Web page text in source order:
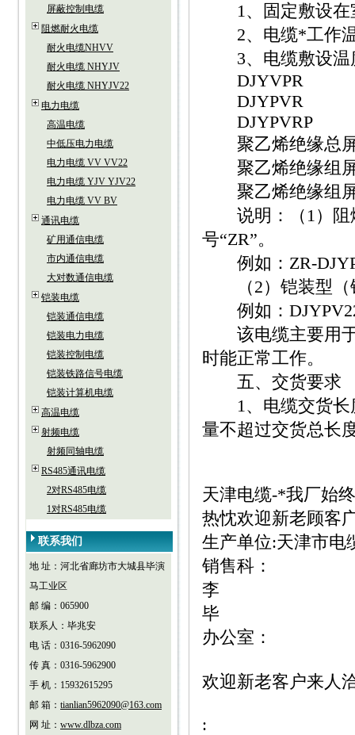
屏蔽控制电缆
阻燃耐火电缆
耐火电缆NHVV
耐火电缆 NHYJV
耐火电缆 NHYJV22
电力电缆
高温电缆
中低压电力电缆
电力电缆 VV VV22
电力电缆 YJV YJV22
电力电缆 VV BV
通讯电缆
矿用通信电缆
市内通信电缆
大对数通信电缆
铠装电缆
铠装通信电缆
铠装电力电缆
铠装控制电缆
铠装铁路信号电缆
铠装计算机电缆
高温电缆
射频电缆
射频同轴电缆
RS485通讯电缆
2对RS485电缆
1对RS485电缆
联系我们
地 址：河北省廊坊市大城县毕演
马工业区
邮 编：065900
联系人：毕兆安
电 话：0316-5962090
传 真：0316-5962900
手 机：15932615295
邮 箱： tianlian5962090@163.com
网 址： www.dlbza.com
1、固定敷设在
2、电缆*工作
3、电缆敷设温
DJYVPR
DJYPVR
DJYPVRP
聚乙烯绝缘总屏
聚乙烯绝缘组屏
聚乙烯绝缘组
说明：（1）阻
号“ZR”。
例如：ZR-
（2）铠装型（
例如：
该电缆主要用于
时能正常工作。
五、交货要求
1、电缆交货长度
量不超过交货总长
天津电缆-*我厂始
热忱欢迎新老顾客
生产单位:天津市电
销售科：
李
毕
办公室：
欢迎新老客户来人
: